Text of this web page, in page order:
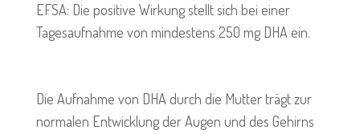
EFSA: Die positive Wirkung stellt sich bei einer
Tagesaufnahme von mindestens 250 mg DHA ein.
Die Aufnahme von DHA durch die Mutter trägt zur
normalen Entwicklung der Augen und des Gehirns